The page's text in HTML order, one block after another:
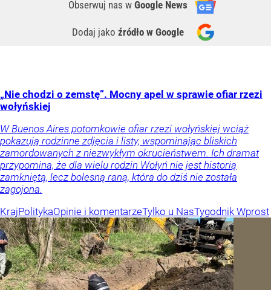
Obserwuj nas w Google News
Dodaj jako źródło w Google
„Nie chodzi o zemstę”. Mocny apel w sprawie ofiar rzezi
wołyńskiej
W Buenos Aires potomkowie ofiar rzezi wołyńskiej wciąż
pokazują rodzinne zdjęcia i listy, wspominając bliskich
zamordowanych z niezwykłym okrucieństwem. Ich dramat
przypomina, że dla wielu rodzin Wołyń nie jest historią
zamkniętą, lecz bolesną raną, która do dziś nie została
zagojona.
KrajPolitykaOpinie i komentarzeTylko u NasTygodnik Wprost